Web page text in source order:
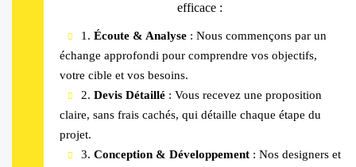
efficace :
1. Écoute & Analyse : Nous commençons par un
échange approfondi pour comprendre vos objectifs,
votre cible et vos besoins.
2. Devis Détaillé : Vous recevez une proposition
claire, sans frais cachés, qui détaille chaque étape du
projet.
3. Conception & Développement : Nos designers et